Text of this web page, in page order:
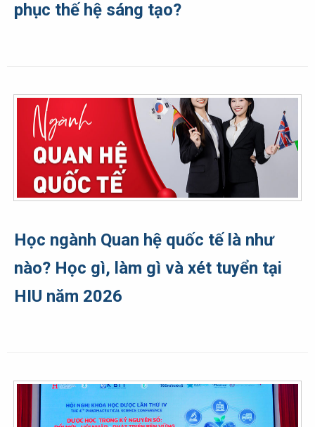
phục thế hệ sáng tạo?
Học ngành Quan hệ quốc tế là như
nào? Học gì, làm gì và xét tuyển tại
HIU năm 2026